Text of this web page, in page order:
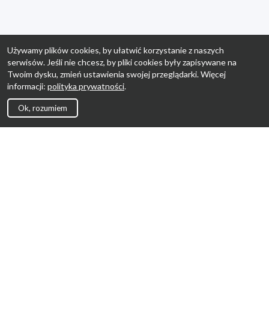
Używamy plików cookies, by ułatwić korzystanie z naszych
serwisów. Jeśli nie chcesz, by pliki cookies były zapisywane na
Twoim dysku, zmień ustawienia swojej przeglądarki. Więcej
informacji: polityka prywatności.
Ok, rozumiem